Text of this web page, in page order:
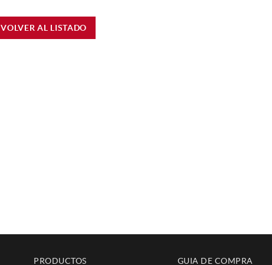
VOLVER AL LISTADO
PRODUCTOS GUIA DE COMPRA